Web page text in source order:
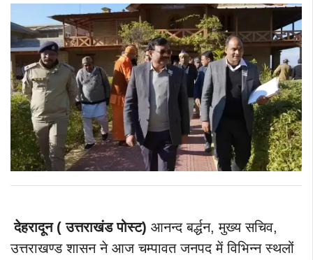
देहरादून ( उत्तराखंड पोस्ट) आनन्द बर्द्धन, मुख्य सचिव,
उत्तराखण्ड शासन ने आज चम्पावत जनपद में विभिन्न स्थलों